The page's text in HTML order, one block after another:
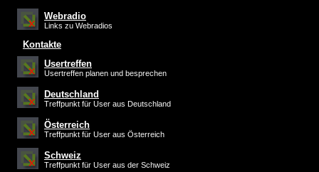
Webradio
Links zu Webradios
Kontakte
Usertreffen
Usertreffen planen und besprechen
Deutschland
Treffpunkt für User aus Deutschland
Österreich
Treffpunkt für User aus Österreich
Schweiz
Treffpunkt für User aus der Schweiz